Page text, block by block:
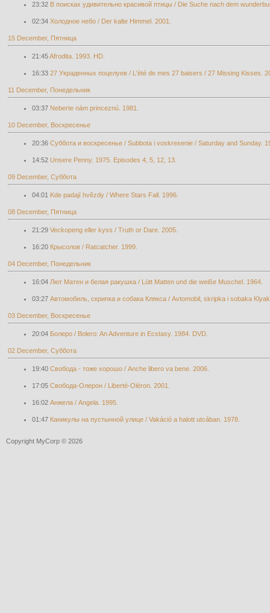
23:32 В поисках удивительно красивой птицы / Die Suche nach dem
02:34 Холодное небо / Der kalte Himmel. 2001.
15 December, Пятница
21:45Afrodita. 1993. HD.
16:33 27 Украденных поцелуев / L'été de mes 27 baisers / 27 Missing Kisses.
11 December, Понедельник
03:37 Neberte nám princeznú. 1981.
10 December, Воскресенье
20:36 Суббота и воскресенье / Subbota i voskresenie / Saturday and Sunday.
14:52 Unsere Penny. 1975. Episodes 4, 5, 12, 13.
09 December, Суббота
04:01 Kde padají hvězdy / Where Stars Fall. 1996.
08 December, Пятница
21:29 Veckopeng eller kyss / Truth or Dare. 2005.
16:20 Крысолов / Ratcatcher. 1999.
04 December, Понедельник
16:04 Лют Матен и белая ракушка / Lütt Matten und die weiße Muschel. 1964.
03:27 Автомобиль, скрипка и собака Клякса / Avtomobil, skripka i sobaka
03 December, Воскресенье
20:04 Болеро / Bolero: An Adventure in Ecstasy. 1984. DVD.
02 December, Суббота
19:40 Свобода - тоже хорошо / Anche libero va bene. 2006.
17:05 Свобода-Олерон / Liberté-Oléron. 2001.
16:02 Анжела / Angela. 1995.
01:47 Каникулы на пустынной улице / Vakáció a halott utcában. 1978.
Copyright MyCorp © 2026